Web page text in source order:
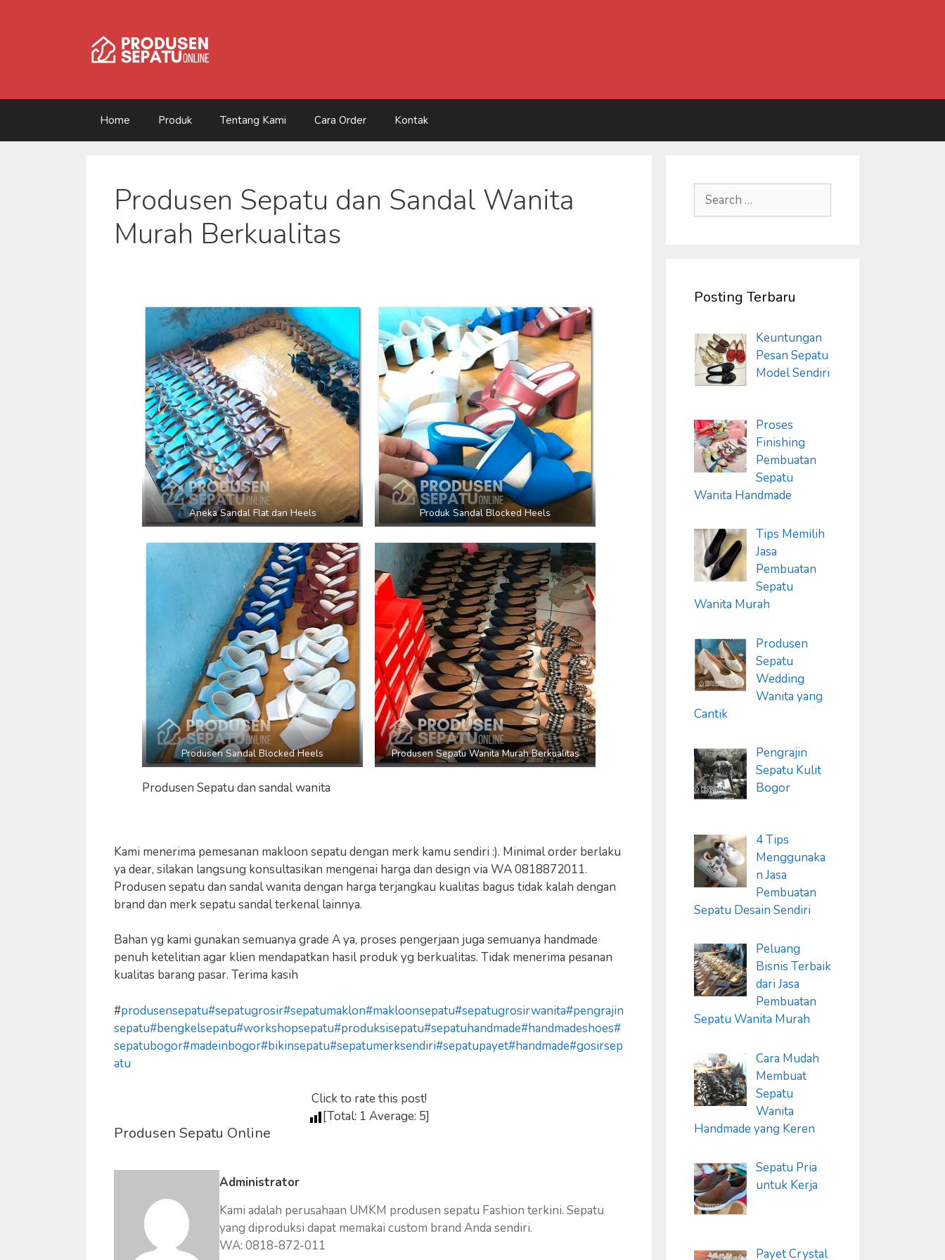
Home Produk Tentang Kami Cara Order Kontak
Produsen Sepatu dan Sandal Wanita
Murah Berkualitas
Aneka Sandal Flat dan Heels Produk Sandal Blocked Heels
Produsen Sandal Blocked Heels Produsen Sepatu Wanita Murah Berkualitas
Produsen Sepatu dan sandal wanita
Kami menerima pemesanan makloon sepatu dengan merk kamu sendiri :). Minimal order berlaku
ya dear, silakan langsung konsultasikan mengenai harga dan design via WA 0818872011.
Produsen sepatu dan sandal wanita dengan harga terjangkau kualitas bagus tidak kalah dengan
brand dan merk sepatu sandal terkenal lainnya.
Bahan yg kami gunakan semuanya grade A ya, proses pengerjaan juga semuanya handmade
penuh ketelitian agar klien mendapatkan hasil produk yg berkualitas. Tidak menerima pesanan
kualitas barang pasar. Terima kasih
#produsensepatu#sepatugrosir#sepatumaklon#makloonsepatu#sepatugrosirwanita#pengrajin
sepatu#bengkelsepatu#workshopsepatu#produksisepatu#sepatuhandmade#handmadeshoes#
sepatubogor#madeinbogor#bikinsepatu#sepatumerksendiri#sepatupayet#handmade#gosirsep
atu
Click to rate this post!
[Total: 1 Average: 5]
Produsen Sepatu Online
Administrator
Kami adalah perusahaan UMKM produsen sepatu Fashion terkini. Sepatu
yang diproduksi dapat memakai custom brand Anda sendiri.
WA: 0818-872-011
Search
for:
Posting Terbaru
Keuntungan
Pesan Sepatu
Model Sendiri
Proses
Finishing
Pembuatan
Sepatu
Wanita Handmade
Tips Memilih
Jasa
Pembuatan
Sepatu
Wanita Murah
Produsen
Sepatu
Wedding
Wanita yang
Cantik
Pengrajin
Sepatu Kulit
Bogor
4 Tips
Menggunaka
n Jasa
Pembuatan
Sepatu Desain Sendiri
Peluang
Bisnis Terbaik
dari Jasa
Pembuatan
Sepatu Wanita Murah
Cara Mudah
Membuat
Sepatu
Wanita
Handmade yang Keren
Sepatu Pria
untuk Kerja
Payet Crystal